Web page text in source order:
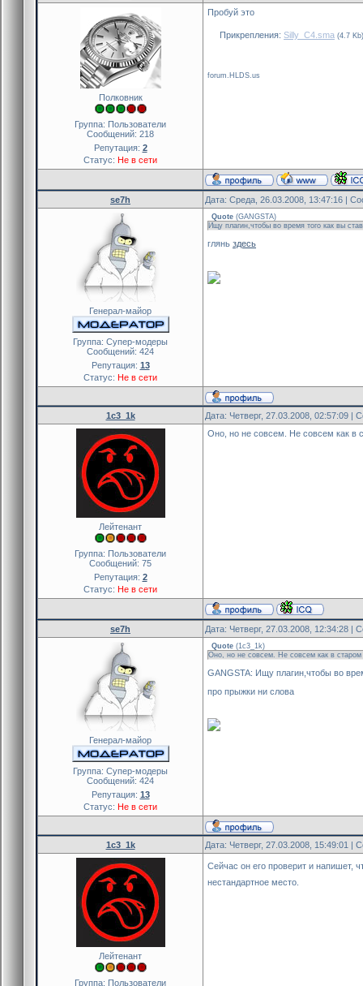
Полковник
Группа: Пользователи
Сообщений: 218
Репутация: 2
Статус: Не в сети
Пробуй это
Прикрепления: Silly_C4.sma (4.7 Kb)
forum.HLDS.us
se7h Дата: Среда, 26.03.2008, 13:47:16 |
Генерал-майор
Группа: Cупер-модеры
Сообщений: 424
Репутация: 13
Статус: Не в сети
Quote (GANGSTA)
Ищу плагин,чтобы во время того как вы
глянь здесь
1c3_1k Дата: Четверг, 27.03.2008, 02:57:09 |
Лейтенант
Группа: Пользователи
Сообщений: 75
Репутация: 2
Статус: Не в сети
Оно, но не совсем. Не совсем как в
se7h Дата: Четверг, 27.03.2008, 12:34:28 |
Генерал-майор
Группа: Cупер-модеры
Сообщений: 424
Репутация: 13
Статус: Не в сети
Quote (1c3_1k)
Оно, но не совсем. Не совсем как в
GANGSTA: Ищу плагин,чтобы во
про прыжки ни слова
1c3_1k Дата: Четверг, 27.03.2008, 15:49:01 |
Лейтенант
Группа: Пользователи
Сейчас он его проверит и напишет,
нестандартное место.